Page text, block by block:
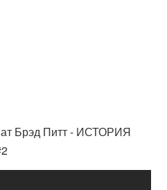
Брэд Питт - ИСТОРИЯ